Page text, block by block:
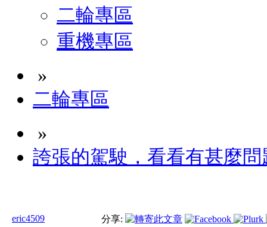
二輪專區
重機專區
»
二輪專區
»
誇張的駕駛，看看有甚麼問
eric4509 分享: